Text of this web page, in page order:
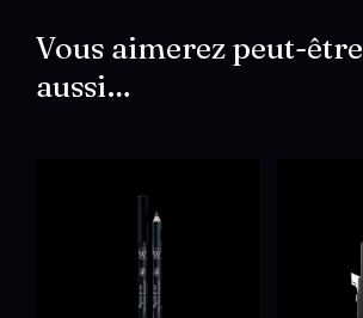
Vous aimerez peut-être
aussi…